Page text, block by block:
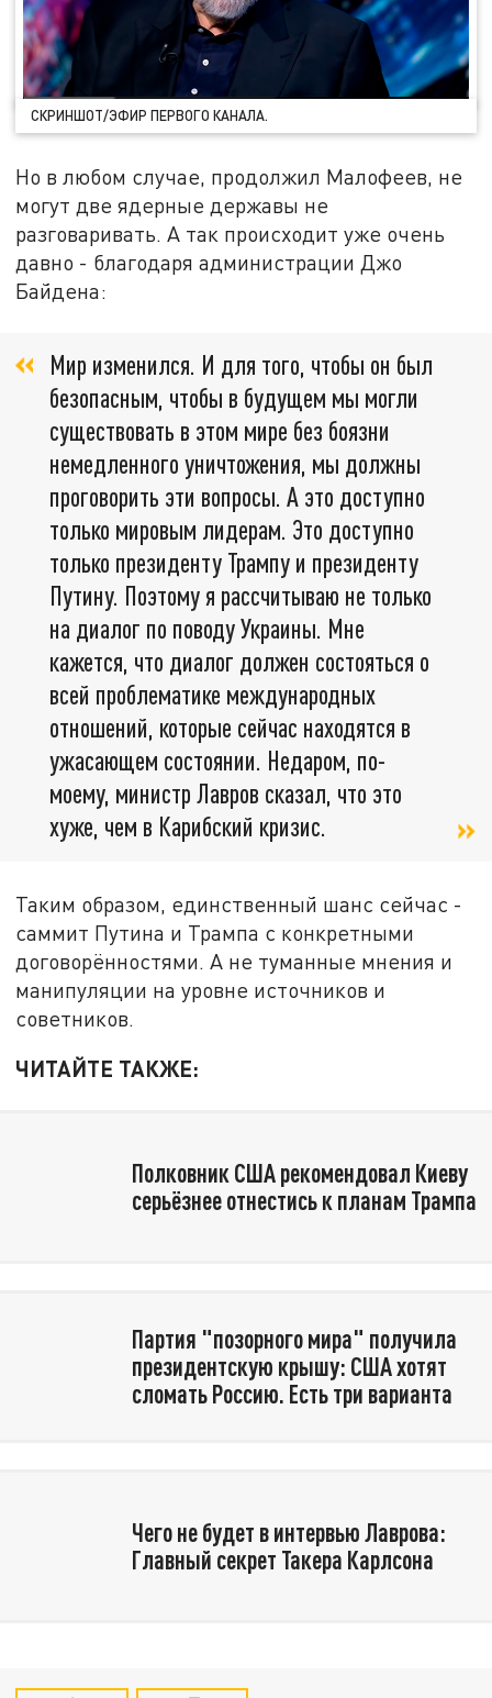
СКРИНШОТ/ЭФИР ПЕРВОГО КАНАЛА.
Но в любом случае, продолжил Малофеев, не
могут две ядерные державы не
разговаривать. А так происходит уже очень
давно - благодаря администрации Джо
Байдена:
Мир изменился. И для того, чтобы он был
безопасным, чтобы в будущем мы могли
существовать в этом мире без боязни
немедленного уничтожения, мы должны
проговорить эти вопросы. А это доступно
только мировым лидерам. Это доступно
только президенту Трампу и президенту
Путину. Поэтому я рассчитываю не только
на диалог по поводу Украины. Мне
кажется, что диалог должен состояться о
всей проблематике международных
отношений, которые сейчас находятся в
ужасающем состоянии. Недаром, по-
моему, министр Лавров сказал, что это
хуже, чем в Карибский кризис.
Таким образом, единственный шанс сейчас -
саммит Путина и Трампа с конкретными
договорённостями. А не туманные мнения и
манипуляции на уровне источников и
советников.
ЧИТАЙТЕ ТАКЖЕ:
Полковник США рекомендовал Киеву
серьёзнее отнестись к планам Трампа
Партия "позорного мира" получила
президентскую крышу: США хотят
сломать Россию. Есть три варианта
Чего не будет в интервью Лаврова:
Главный секрет Такера Карлсона